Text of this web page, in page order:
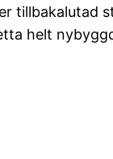
tillbakalutad
helt